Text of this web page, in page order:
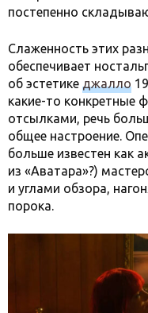
постепенно
Слаженность этих
обеспечивает
об эстетике джалло
какие-то конкретные
отсылками, речь
общее настроение.
больше известен как
из «Аватара»?)
и углами обзора,
порока.